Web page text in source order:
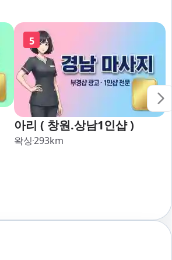
5
아리 ( 창원.상남1인샵 )
왁싱293km